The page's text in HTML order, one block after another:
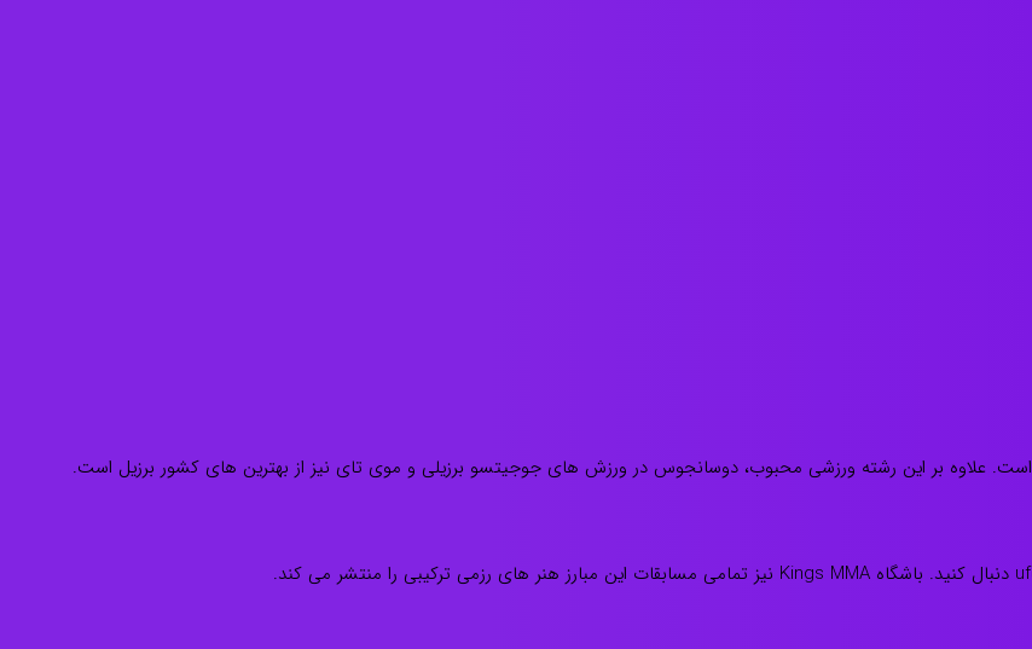
است. علاوه بر این رشته ورزشی محبوب، دوسانجوس در ورزش های جوجیتسو برزیلی و موی تای نیز از بهترین های کشور برزیل است.